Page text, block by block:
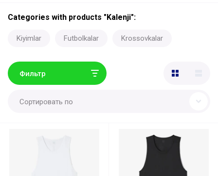
Сategories with products "Kalenji":
Kiyimlar Futbolkalar Krossovkalar
Фильтр
Сортировать по